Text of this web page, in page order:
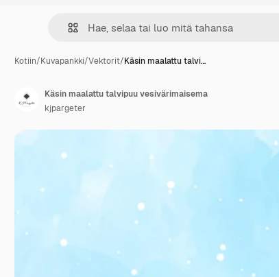
Kotiin/Kuvapankki/Vektorit/Käsin maalattu talvi…
Käsin maalattu talvipuu vesivärimaisema
kjpargeter